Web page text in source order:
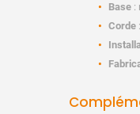
Base :
Corde